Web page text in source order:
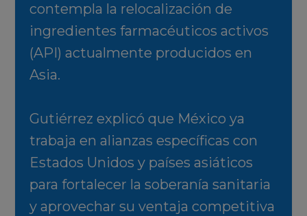
contempla la relocalización de
ingredientes farmacéuticos activos
(API) actualmente producidos en
Asia.
Gutiérrez explicó que México ya
trabaja en alianzas específicas con
Estados Unidos y países asiáticos
para fortalecer la soberanía sanitaria
y aprovechar su ventaja competitiva